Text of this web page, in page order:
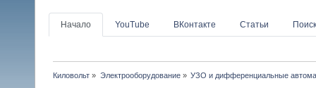
Начало YouTube ВКонтакте Статьи Поиск
Киловольт » Электрооборудование» УЗО и дифференциальные